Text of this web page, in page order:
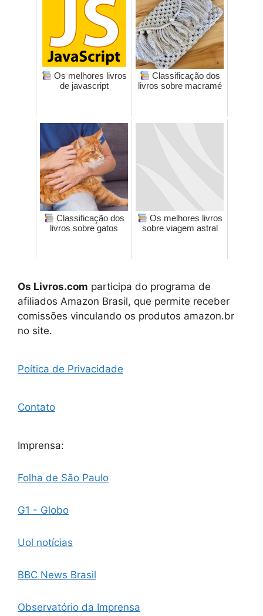
Os melhores livros
de javascript
Classificação dos
livros sobre macramé
Classificação dos
livros sobre gatos
Os melhores livros
sobre viagem astral
Os Livros.com participa do programa de
afiliados Amazon Brasil, que permite receber
comissões vinculando os produtos amazon.br
no site.
Poítica de Privacidade
Contato
Imprensa:
Folha de São Paulo
G1 - Globo
Uol notícias
BBC News Brasil
Observatório da Imprensa